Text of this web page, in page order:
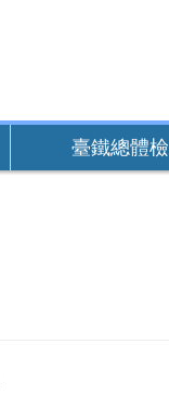
臺鐵總體檢